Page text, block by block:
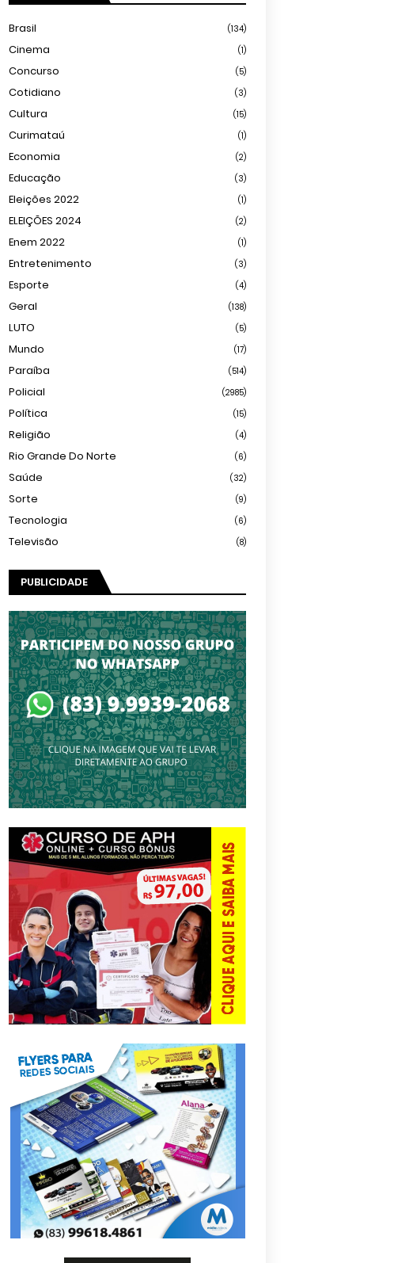
Brasil (134)
Cinema (1)
Concurso (5)
Cotidiano (3)
Cultura (15)
Curimataú (1)
Economia (2)
Educação (3)
Eleições 2022 (1)
ELEIÇÕES 2024 (2)
Enem 2022 (1)
Entretenimento (3)
Esporte (4)
Geral (138)
LUTO (5)
Mundo (17)
Paraíba (514)
Policial (2985)
Política (15)
Religião (4)
Rio Grande Do Norte (6)
Saúde (32)
Sorte (9)
Tecnologia (6)
Televisão (8)
PUBLICIDADE